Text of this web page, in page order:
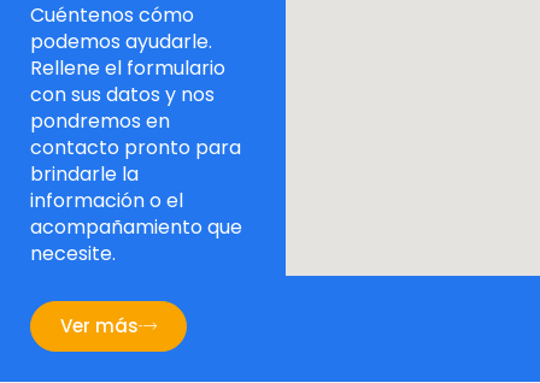
Cuéntenos cómo
podemos ayudarle.
Rellene el formulario
con sus datos y nos
pondremos en
contacto pronto para
brindarle la
información o el
acompañamiento que
necesite.
Ver más